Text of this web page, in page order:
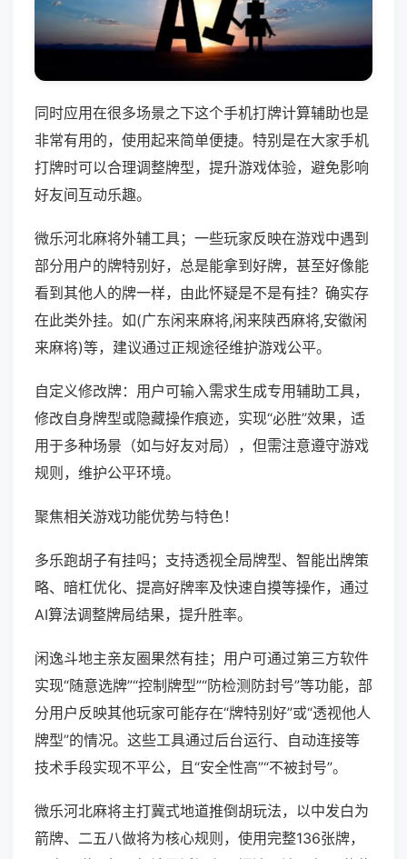
同时应用在很多场景之下这个手机打牌计算辅助也是
非常有用的，使用起来简单便捷。特别是在大家手机
打牌时可以合理调整牌型，提升游戏体验，避免影响
好友间互动乐趣。
微乐河北麻将外辅工具；一些玩家反映在游戏中遇到
部分用户的牌特别好，总是能拿到好牌，甚至好像能
看到其他人的牌一样，由此怀疑是不是有挂？确实存
在此类外挂。如(广东闲来麻将,闲来陕西麻将,安徽闲
来麻将)等，建议通过正规途径维护游戏公平。
自定义修改牌：用户可输入需求生成专用辅助工具，
修改自身牌型或隐藏操作痕迹，实现“必胜”效果，适
用于多种场景（如与好友对局），但需注意遵守游戏
规则，维护公平环境。
聚焦相关游戏功能优势与特色！
多乐跑胡子有挂吗；支持透视全局牌型、智能出牌策
略、暗杠优化、提高好牌率及快速自摸等操作，通过
AI算法调整牌局结果，提升胜率。
闲逸斗地主亲友圈果然有挂；用户可通过第三方软件
实现“随意选牌”“控制牌型”“防检测防封号”等功能，部
分用户反映其他玩家可能存在“牌特别好”或“透视他人
牌型”的情况。这些工具通过后台运行、自动连接等
技术手段实现不平公，且“安全性高”“不被封号”。
微乐河北麻将主打冀式地道推倒胡玩法，以中发白为
箭牌、二五八做将为核心规则，使用完整136张牌，